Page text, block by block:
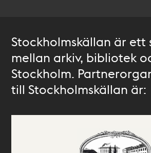
Stockholmskällan är ett
mellan arkiv, bibliotek
Stockholm.
till Stockholmskällan är: